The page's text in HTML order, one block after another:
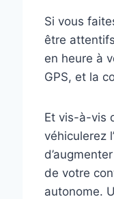
Si vous
être
en heure à
GPS, et la
Et vis-à-vis
véhiculerez
de votre
autonome.